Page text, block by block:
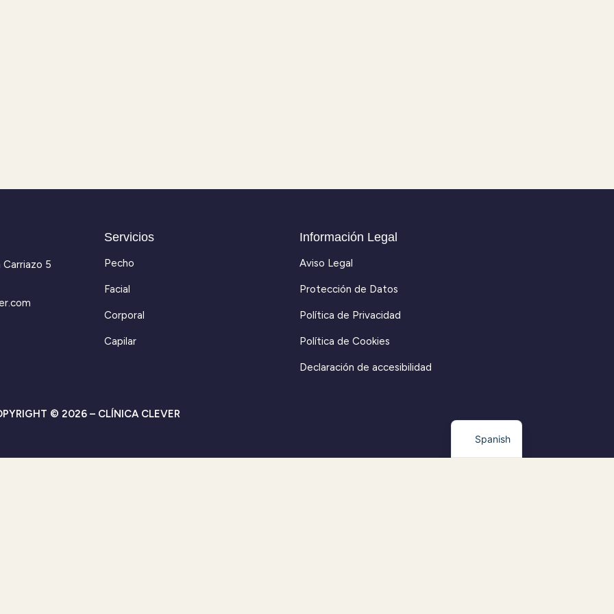
5
Servicios
Pecho
Facial
Corporal
Capilar
Información Legal
Aviso Legal
Protección de Datos
Política de Privacidad
Política de Cookies
Declaración de accesibilidad
© 2026 – CLÍNICA CLEVER
Spanish